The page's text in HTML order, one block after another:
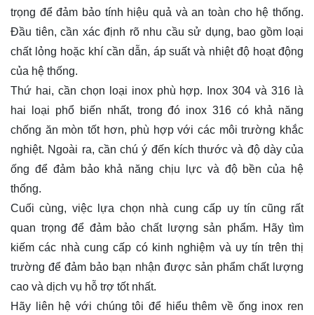
trọng để đảm bảo tính hiệu quả và an toàn cho hệ thống.
Đầu tiên, cần xác định rõ nhu cầu sử dụng, bao gồm loại
chất lỏng hoặc khí cần dẫn, áp suất và nhiệt độ hoạt động
của hệ thống.
Thứ hai, cần chọn loại inox phù hợp. Inox 304 và 316 là
hai loại phổ biến nhất, trong đó inox 316 có khả năng
chống ăn mòn tốt hơn, phù hợp với các môi trường khắc
nghiệt. Ngoài ra, cần chú ý đến kích thước và độ dày của
ống để đảm bảo khả năng chịu lực và độ bền của hệ
thống.
Cuối cùng, việc lựa chọn nhà cung cấp uy tín cũng rất
quan trọng để đảm bảo chất lượng sản phẩm. Hãy tìm
kiếm các nhà cung cấp có kinh nghiệm và uy tín trên thị
trường để đảm bảo bạn nhận được sản phẩm chất lượng
cao và dịch vụ hỗ trợ tốt nhất.
Hãy
liên hệ với chúng tôi để hiểu thêm về ống inox ren